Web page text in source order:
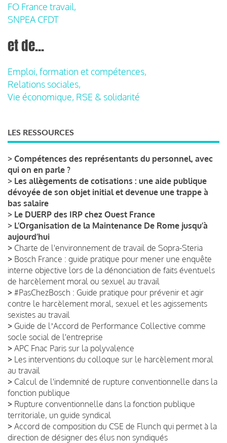
FO France travail,
SNPEA CFDT
et de...
Emploi, formation et compétences,
Relations sociales,
Vie économique, RSE & solidarité
LES RESSOURCES
> Compétences des représentants du personnel, avec
qui on en parle ?
> Les allègements de cotisations : une aide publique
dévoyée de son objet initial et devenue une trappe à
bas salaire
> Le DUERP des IRP chez Ouest France
> L’Organisation de la Maintenance De Rome jusqu’à
aujourd’hui
> Charte de l'environnement de travail de Sopra-Steria
> Bosch France : guide pratique pour mener une enquête
interne objective lors de la dénonciation de faits éventuels
de harcèlement moral ou sexuel au travail
> #PasChezBosch : Guide pratique pour prévenir et agir
contre le harcèlement moral, sexuel et les agissements
sexistes au travail
> Guide de lʼAccord de Performance Collective comme
socle social de l'entreprise
> APC Fnac Paris sur la polyvalence
> Les interventions du colloque sur le harcèlement moral
au travail
> Calcul de l'indemnité de rupture conventionnelle dans la
fonction publique
> Rupture conventionnelle dans la fonction publique
territoriale, un guide syndical
> Accord de composition du CSE de Flunch qui permet à la
direction de désigner des élus non syndiqués